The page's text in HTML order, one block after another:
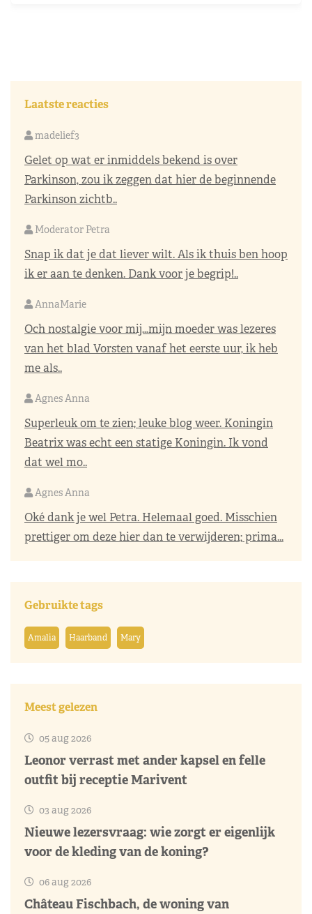
Laatste reacties
madelief3
Gelet op wat er inmiddels bekend is over
Parkinson, zou ik zeggen dat hier de beginnende
Parkinson zichtb..
Moderator Petra
Snap ik dat je dat liever wilt. Als ik thuis ben hoop
ik er aan te denken. Dank voor je begrip!..
AnnaMarie
Och nostalgie voor mij…mijn moeder was lezeres
van het blad Vorsten vanaf het eerste uur, ik heb
me als..
Agnes Anna
Superleuk om te zien; leuke blog weer. Koningin
Beatrix was echt een statige Koningin. Ik vond
dat wel mo..
Agnes Anna
Oké dank je wel Petra. Helemaal goed. Misschien
prettiger om deze hier dan te verwijderen; prima...
Gebruikte tags
Amalia Haarband Mary
Meest gelezen
05 aug 2026
Leonor verrast met ander kapsel en felle
outfit bij receptie Marivent
03 aug 2026
Nieuwe lezersvraag: wie zorgt er eigenlijk
voor de kleding van de koning?
06 aug 2026
Château Fischbach, de woning van